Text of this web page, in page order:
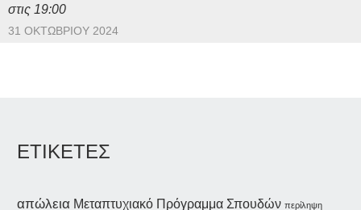
στις 19:00
31 ΟΚΤΩΒΡΊΟΥ 2024
ΕΤΙΚΕΤΕΣ
απώλεια Μεταπτυχιακό Πρόγραμμα Σπουδών περίληψη